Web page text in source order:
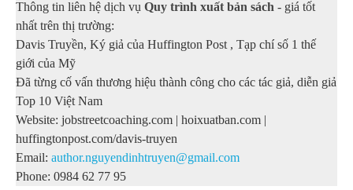
Thông tin liên hệ dịch vụ Quy trình xuất bản sách - giá tốt
nhất trên thị trường:
Davis Truyền, Ký giả của Huffington Post , Tạp chí số 1 thế
giới của Mỹ
Đã từng cố vấn thương hiệu thành công cho các tác giả, diễn giả
Top 10 Việt Nam
Website: jobstreetcoaching.com | hoixuatban.com |
huffingtonpost.com/davis-truyen
Email: author.nguyendinhtruyen@gmail.com
Phone: 0984 62 77 95